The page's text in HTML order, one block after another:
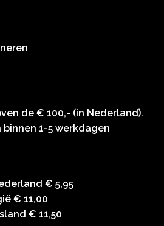
de € 100,- (in Nederland).
1-5 werkdagen
€ 5,95
€ 11,00
€ 11,50